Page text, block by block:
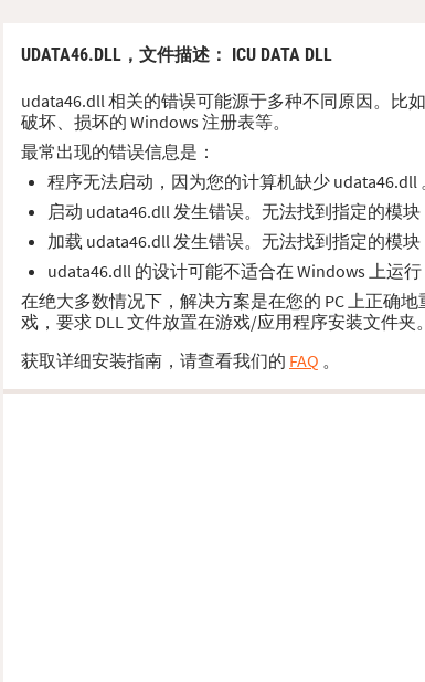
UDATA46.DLL， 文件描述 ： ICU DATA DLL
udata46.dll 相关的错误可能源于多种不同原因。比
破坏、损坏的 Windows 注册表等。
最常出现的错误信息是：
程序无法启动，因为您的计算机缺少 udata46.dll
启动 udata46.dll 发生错误。无法找到指定的模块
加载 udata46.dll 发生错误。无法找到指定的模块
udata46.dll 的设计可能不适合在 Windows 上运行
在绝大多数情况下，解决方案是在您的 PC 上正确
戏，要求 DLL 文件放置在游戏/应用程序安装文件夹。
获取详细安装指南，请查看我们的 FAQ 。